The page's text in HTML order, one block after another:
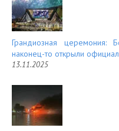
Грандиозная церемония:
наконец-то открыли
13.11.2025